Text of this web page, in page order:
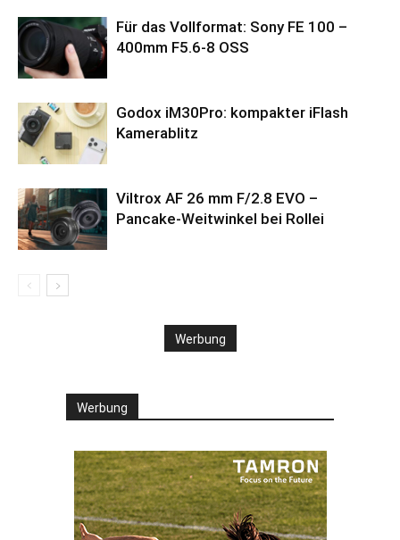
Für das Vollformat: Sony FE 100 –
400mm F5.6-8 OSS
Godox iM30Pro: kompakter iFlash
Kamerablitz
Viltrox AF 26 mm F/2.8 EVO –
Pancake-Weitwinkel bei Rollei
Werbung
Werbung